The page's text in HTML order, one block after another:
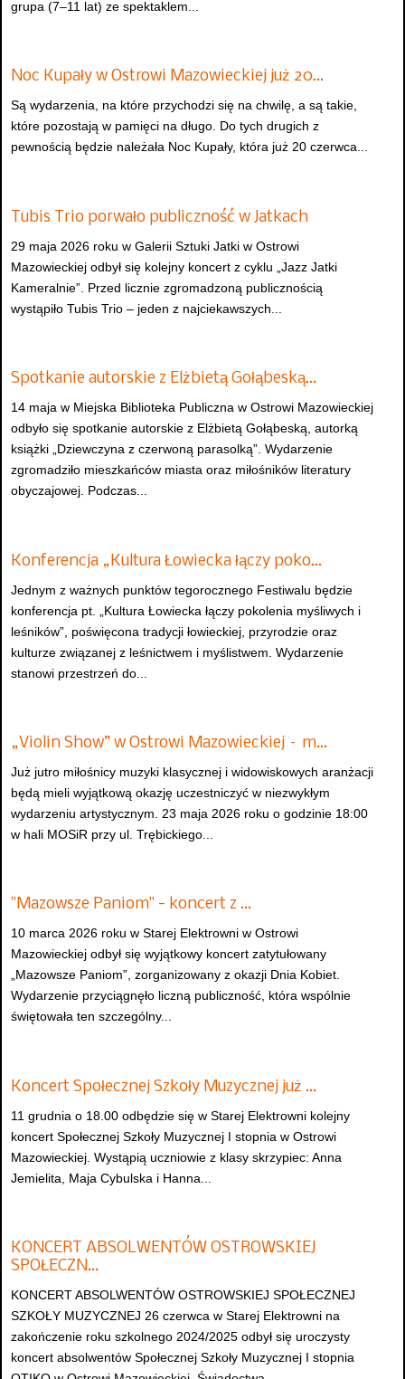
grupa (7–11 lat) ze spektaklem...
Noc Kupały w Ostrowi Mazowieckiej już 20…
Są wydarzenia, na które przychodzi się na chwilę, a są takie,
które pozostają w pamięci na długo. Do tych drugich z
pewnością będzie należała Noc Kupały, która już 20 czerwca...
Tubis Trio porwało publiczność w Jatkach
29 maja 2026 roku w Galerii Sztuki Jatki w Ostrowi
Mazowieckiej odbył się kolejny koncert z cyklu „Jazz Jatki
Kameralnie”. Przed licznie zgromadzoną publicznością
wystąpiło Tubis Trio – jeden z najciekawszych...
Spotkanie autorskie z Elżbietą Gołąbeską…
14 maja w Miejska Biblioteka Publiczna w Ostrowi Mazowieckiej
odbyło się spotkanie autorskie z Elżbietą Gołąbeską, autorką
książki „Dziewczyna z czerwoną parasolką”. Wydarzenie
zgromadziło mieszkańców miasta oraz miłośników literatury
obyczajowej. Podczas...
Konferencja „Kultura Łowiecka łączy poko…
Jednym z ważnych punktów tegorocznego Festiwalu będzie
konferencja pt. „Kultura Łowiecka łączy pokolenia myśliwych i
leśników”, poświęcona tradycji łowieckiej, przyrodzie oraz
kulturze związanej z leśnictwem i myślistwem. Wydarzenie
stanowi przestrzeń do...
„Violin Show” w Ostrowi Mazowieckiej – m…
Już jutro miłośnicy muzyki klasycznej i widowiskowych aranżacji
będą mieli wyjątkową okazję uczestniczyć w niezwykłym
wydarzeniu artystycznym. 23 maja 2026 roku o godzinie 18:00
w hali MOSiR przy ul. Trębickiego...
"Mazowsze Paniom" - koncert z …
10 marca 2026 roku w Starej Elektrowni w Ostrowi
Mazowieckiej odbył się wyjątkowy koncert zatytułowany
„Mazowsze Paniom”, zorganizowany z okazji Dnia Kobiet.
Wydarzenie przyciągnęło liczną publiczność, która wspólnie
świętowała ten szczególny...
Koncert Społecznej Szkoły Muzycznej już …
11 grudnia o 18.00 odbędzie się w Starej Elektrowni kolejny
koncert Społecznej Szkoły Muzycznej I stopnia w Ostrowi
Mazowieckiej. Wystąpią uczniowie z klasy skrzypiec: Anna
Jemielita, Maja Cybulska i Hanna...
KONCERT ABSOLWENTÓW OSTROWSKIEJ
SPOŁECZN…
KONCERT ABSOLWENTÓW OSTROWSKIEJ SPOŁECZNEJ
SZKOŁY MUZYCZNEJ 26 czerwca w Starej Elektrowni na
zakończenie roku szkolnego 2024/2025 odbył się uroczysty
koncert absolwentów Społecznej Szkoły Muzycznej I stopnia